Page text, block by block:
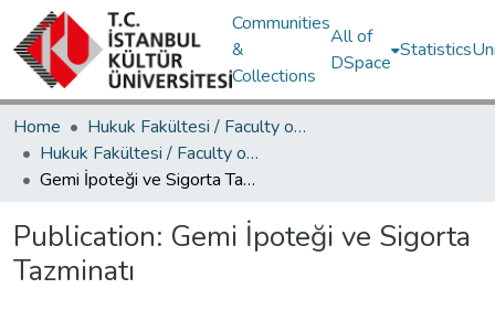
Communities
&
Collections
All of
DSpace
Statistics
Home
Hukuk Fakültesi / Faculty of Law
Hukuk Fakültesi / Faculty of Law
Gemi İpoteği ve Sigorta Tazminatı
Publication: Gemi İpoteği ve Sigorta
Tazminatı